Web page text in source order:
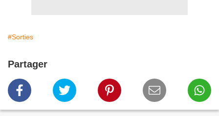
#Sorties
Partager